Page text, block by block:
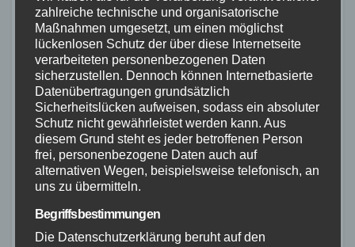
Aktuelle Verkehrsinformationen unter
www.koveb.de.
(PM)
BeitragsnavigationFahrzeug
landet in
Pakettransporter landet
nach Unfall im
Schleusengraben der
Lahn
zahlreiche technische und organisatorische
Maßnahmen umgesetzt, um einen möglichst
lückenlosen Schutz der über diese Internetseite
verarbeiteten personenbezogenen Daten
sicherzustellen. Dennoch können Internetbasierte
Datenübertragungen grundsätzlich
Sicherheitslücken aufweisen, sodass ein absoluter
Schutz nicht gewährleistet werden kann. Aus
diesem Grund steht es jeder betroffenen Person
frei, personenbezogene Daten auch auf
alternativen Wegen, beispielsweise telefonisch, an
uns zu übermitteln.
Begriffsbestimmungen
Die Datenschutzerklärung beruht auf den